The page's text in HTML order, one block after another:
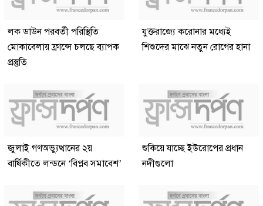
লক ডাউন পরবর্তী পরিস্থিতি
মোকাবেলায় ফ্রান্সে চলছে ব্যাপক
প্রস্তুতি
যুক্তরাজ্যে করোনার মধ্যেই
শিশুদের মাঝে নতুন রোগের হানা
জুলাই গণঅভ্যুত্থানের ২য়
বার্ষিকীতে লন্ডনে ‘বিপ্লব সমাবেশ’
শুকিয়ে যাচ্ছে ইউরোপের প্রধান
নদীগুলো